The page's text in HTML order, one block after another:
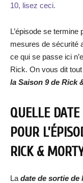
10, lisez ceci.
L’épisode se termine
mesures de sécurité
ce qui se passe ici
Rick. On vous dit
la Saison 9 de Rick
QUELLE
POUR
RICK &
La date de sortie de